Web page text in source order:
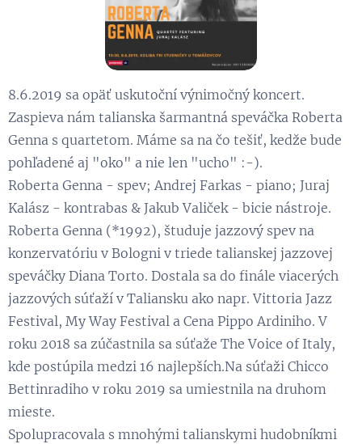
8.6.2019 sa opäť uskutoční výnimočný koncert.
Zaspieva nám talianska šarmantná speváčka Roberta
Genna s quartetom. Máme sa na čo tešiť, kedže bude
pohľadené aj "oko" a nie len "ucho" :-).
Roberta Genna - spev; Andrej Farkas - piano; Juraj
Kalász - kontrabas & Jakub Valiček - bicie nástroje.
Roberta Genna (*1992), študuje jazzový spev na
konzervatóriu v Bologni v triede talianskej jazzovej
speváčky Diana Torto. Dostala sa do finále viacerých
jazzových súťaží v Taliansku ako napr. Vittoria Jazz
Festival, My Way Festival a Cena Pippo Ardiniho. V
roku 2018 sa zúčastnila sa súťaže The Voice of Italy,
kde postúpila medzi 16 najlepších.Na súťaži Chicco
Bettinradiho v roku 2019 sa umiestnila na druhom
mieste.
Spolupracovala s mnohými talianskymi hudobníkmi